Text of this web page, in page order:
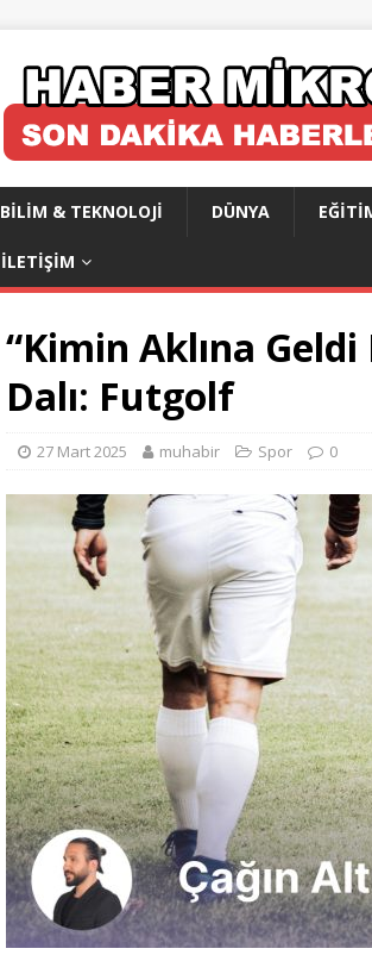
BILIM & TEKNOLOJI DÜNYA
İLETIŞIM
“Kimin Aklına
Dalı: Futgolf
27 Mart 2025 muhabir Spor 0